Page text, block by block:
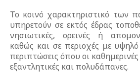
Το κοινό χαρακτηριστικό των
υπηρετούν σε εκτός έδρας
νησιωτικές, ορεινές ή
καθώς και σε περιοχές με
περιπτώσεις όπου οι καθημερινές
εξαντλητικές και πολυδάπανες.